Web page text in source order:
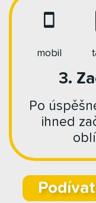
mobil
3.
Po
ihned